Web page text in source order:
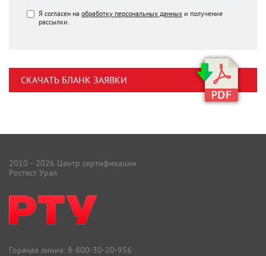
Я согласен на обработку персональных данных и получение
рассылки.
СКАЧАТЬ БЛАНК ЗАЯВКИ
2010 - 2026 Центр сертификации
Ростест Урал
Горячая линия: 8-800-30-20-956